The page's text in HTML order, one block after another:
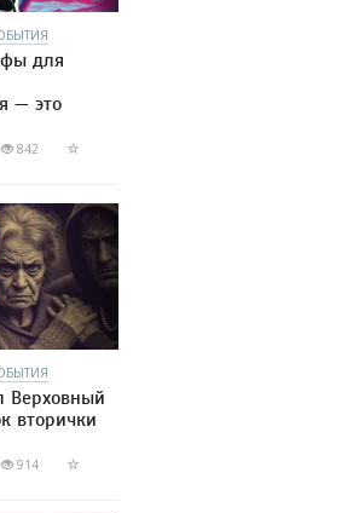
для
— это
842
Верховный
вторички
914